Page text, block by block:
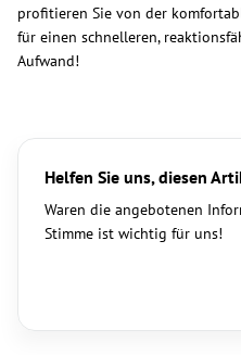
profitieren Sie von der
für einen schnelleren,
Aufwand!
Helfen Sie uns, diesen
Waren die angebotenen
Stimme ist wichtig für uns!